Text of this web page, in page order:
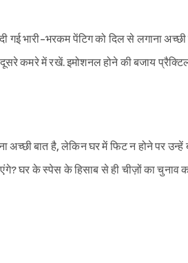
दी गई भारी-भरकम पेंटिग को दिल से लगाना
कमरे में रखें. इमोशनल होने की बजाय
अच्छी बात है, लेकिन घर में फिट न होने पर
घर के स्पेस के हिसाब से ही चीज़ों का चुनाव